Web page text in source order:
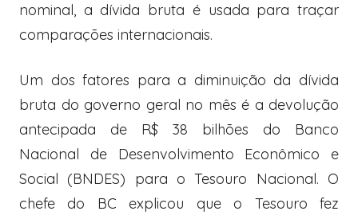
nominal, a dívida bruta é usada para traçar
comparações internacionais.
Um dos fatores para a diminuição da dívida
bruta do governo geral no mês é a devolução
antecipada de R$ 38 bilhões do Banco
Nacional de Desenvolvimento Econômico e
Social (BNDES) para o Tesouro Nacional. O
chefe do BC explicou que o Tesouro fez